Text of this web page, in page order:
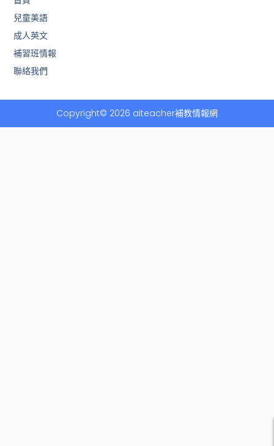
o
o
k
-
f
兒童美語
成人英文
補習班情報
聯絡我們
Copyright© 2026 aiteacher補教情報網